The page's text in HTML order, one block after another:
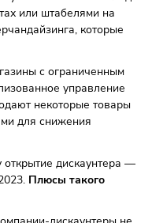
на
продуктовые и
ценам, которые
Формат
снижение
по качеству
в качестве
или штабелями на
мерчандайзинга,